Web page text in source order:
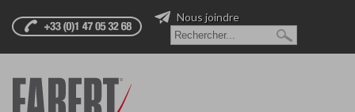
Nous joindre